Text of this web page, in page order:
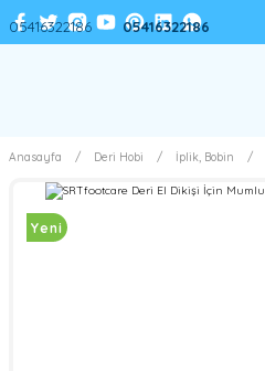
Anasayfa Deri Hobi İplik, Bobin
Yeni
05416322186 05416322186